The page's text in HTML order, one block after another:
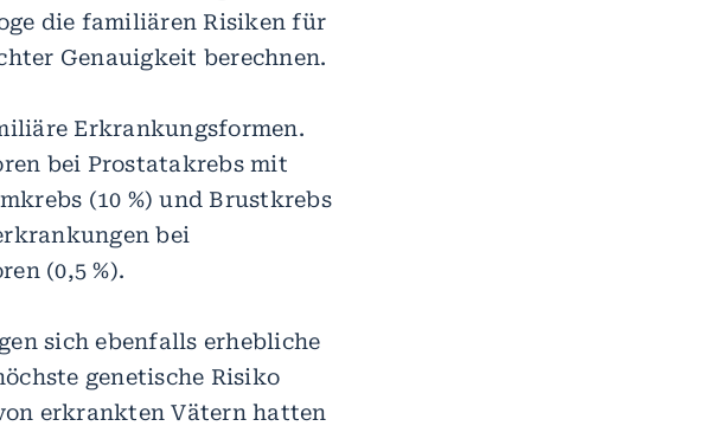
die familiären Risiken für
Genauigkeit berechnen.
Erkrankungsformen.
bei Prostatakrebs mit
(10 %) und Brustkrebs
bei
(0,5 %).
sich ebenfalls erhebliche
genetische Risiko
erkrankten Vätern hatten